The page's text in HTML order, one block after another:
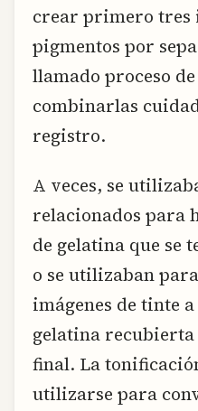
crear primero tres
pigmentos por
llamado proceso
combinarlas
registro.
A veces, se
relacionados para
de gelatina que se
o se utilizaban
imágenes de tinte
gelatina recubierta
final. La
utilizarse para